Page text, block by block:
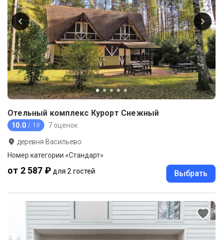
Отельный комплекс Курорт Снежный
10.0 / 10 7 оценок
деревня Васильево
Номер категории «Стандарт»
от 2 587 ₽ для 2 гостей Выбрать